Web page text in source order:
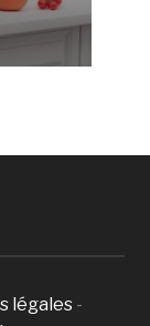
légales -